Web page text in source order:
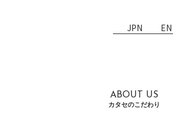
JPN EN
ABOUT US
カタセのこだわり